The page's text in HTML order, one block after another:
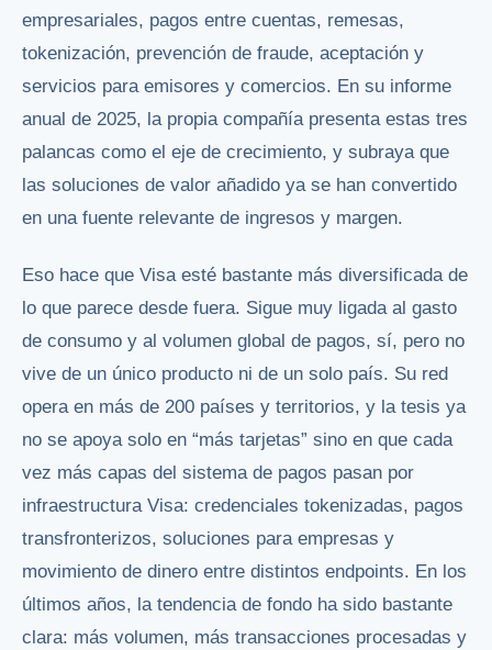
empresariales, pagos entre cuentas, remesas,
tokenización, prevención de fraude, aceptación y
servicios para emisores y comercios. En su informe
anual de 2025, la propia compañía presenta estas tres
palancas como el eje de crecimiento, y subraya que
las soluciones de valor añadido ya se han convertido
en una fuente relevante de ingresos y margen.
Eso hace que Visa esté bastante más diversificada de
lo que parece desde fuera. Sigue muy ligada al gasto
de consumo y al volumen global de pagos, sí, pero no
vive de un único producto ni de un solo país. Su red
opera en más de 200 países y territorios, y la tesis ya
no se apoya solo en “más tarjetas” sino en que cada
vez más capas del sistema de pagos pasan por
infraestructura Visa: credenciales tokenizadas, pagos
transfronterizos, soluciones para empresas y
movimiento de dinero entre distintos endpoints. En los
últimos años, la tendencia de fondo ha sido bastante
clara: más volumen, más transacciones procesadas y